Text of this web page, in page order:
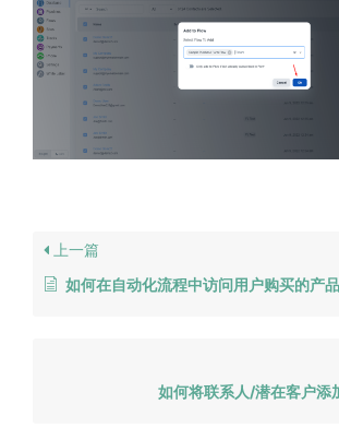
上一篇
如何在自动化流程中访问用户购买的产
如何将联系人/潜在客户添